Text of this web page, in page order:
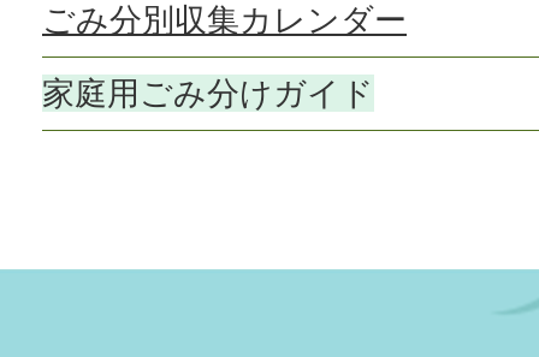
ごみ分別収集カレンダー
家庭用ごみ分けガイド